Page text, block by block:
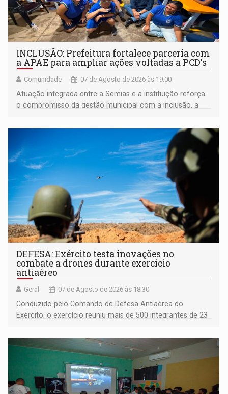
INCLUSÃO: Prefeitura fortalece parceria com
a APAE para ampliar ações voltadas a PCD's
Comunidade 07 de Agosto de 2026 às 19:00
Atuação integrada entre a Semias e a instituição reforça
o compromisso da gestão municipal com a inclusão, a
DEFESA: Exército testa inovações no
combate a drones durante exercício
antiaéreo
Geral 07 de Agosto de 2026 às 18:30
Conduzido pelo Comando de Defesa Antiaérea do
Exército, o exercício reuniu mais de 500 integrantes de 23